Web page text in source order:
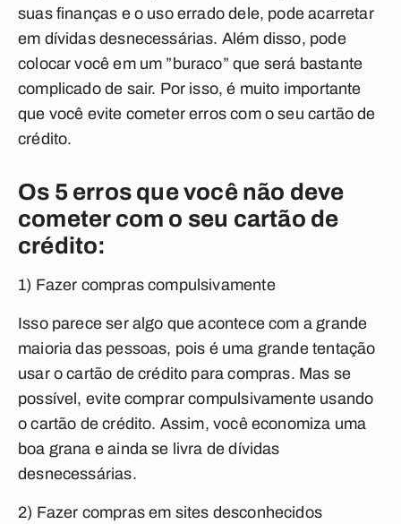
suas finanças e o uso errado dele, pode acarretar
em dívidas desnecessárias. Além disso, pode
colocar você em um ”buraco” que será bastante
complicado de sair. Por isso, é muito importante
que você evite cometer erros com o seu cartão de
crédito.
Os 5 erros que você não deve
cometer com o seu cartão de
crédito:
1) Fazer compras compulsivamente
Isso parece ser algo que acontece com a grande
maioria das pessoas, pois é uma grande tentação
usar o cartão de crédito para compras. Mas se
possível, evite comprar compulsivamente usando
o cartão de crédito. Assim, você economiza uma
boa grana e ainda se livra de dívidas
desnecessárias.
2) Fazer compras em sites desconhecidos